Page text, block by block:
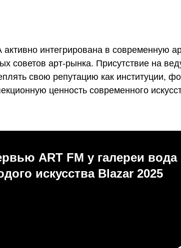
интегрирована в современную
советов арт-рынка. Присутствие на
свою репутацию как институции,
ценность современного
ART FM у галереи
искусства Blazar 2025